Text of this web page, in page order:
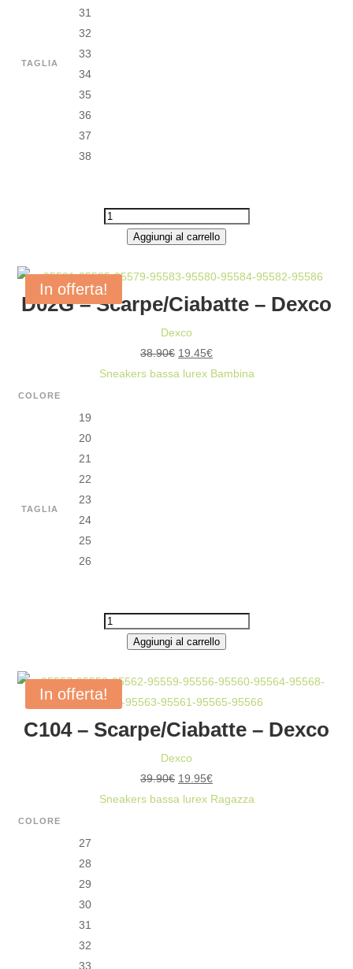
TAGLIA
31
32
33
34
35
36
37
38
C80F
-
DEXCO
QUANTITÀ
Aggiungi al carrello
In offerta!
D02G – Scarpe/Ciabatte – Dexco
Dexco
38.90€ Il
prezzo
19.45€Il
prezzo
Sneakers bassa lurex Bambina
COLORE
TAGLIA
19
20
21
22
23
24
25
26
D02G
-
DEXCO
QUANTITÀ
Aggiungi al carrello
In offerta!
C104 – Scarpe/Ciabatte – Dexco
Dexco
39.90€ Il
prezzo
19.95€Il
prezzo
Sneakers bassa lurex Ragazza
COLORE
27
28
29
30
31
32
33